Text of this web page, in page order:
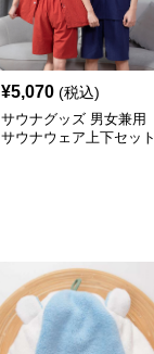
¥5,070 (税込)
サウナグッズ 男女兼用
サウナウェア上下セット